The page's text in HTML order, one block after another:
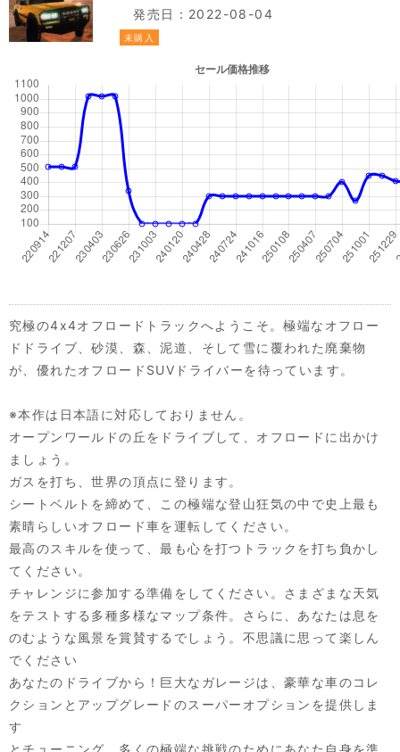
発売日：2022-08-04
未購入
究極の4x4オフロードトラックへようこそ。極端なオフロー
ドドライブ、砂漠、森、泥道、そして雪に覆われた廃棄物
が、優れたオフロードSUVドライバーを待っています。
※本作は日本語に対応しておりません。
オープンワールドの丘をドライブして、オフロードに出かけ
ましょう。
ガスを打ち、世界の頂点に登ります。
シートベルトを締めて、この極端な登山狂気の中で史上最も
素晴らしいオフロード車を運転してください。
最高のスキルを使って、最も心を打つトラックを打ち負かし
てください。
チャレンジに参加する準備をしてください。さまざまな天気
をテストする多種多様なマップ条件。さらに、あなたは息を
のむような風景を賞賛するでしょう。不思議に思って楽しん
でください
あなたのドライブから！巨大なガレージは、豪華な車のコレ
クションとアップグレードのスーパーオプションを提供しま
す
とチューニング。多くの極端な挑戦のためにあなた自身を準